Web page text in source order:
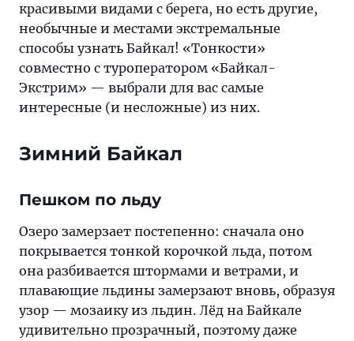
красивыми видами с берега, но есть другие,
необычные и местами экстремальные
способы узнать Байкал! «Тонкости»
совместно с туроператором «Байкал-
Экстрим» — выбрали для вас самые
интересные (и несложные) из них.
Зимний Байкал
Пешком по льду
Озеро замерзает постепенно: сначала оно
покрывается тонкой корочкой льда, потом
она разбивается штормами и ветрами, и
плавающие льдины замерзают вновь, образуя
узор — мозаику из льдин. Лёд на Байкале
удивительно прозрачный, поэтому даже